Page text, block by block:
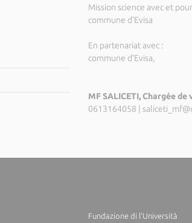
Mission science avec et
commune d'Evisa
En partenariat avec :
commune d'Evisa,
MF SALICETI, Chargée
0613164058
Fundazione di l'Università